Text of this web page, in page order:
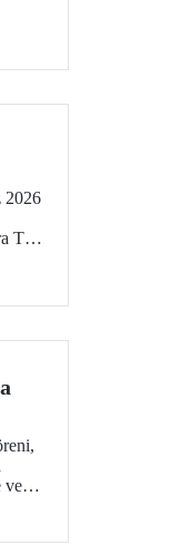
2026
Tez
ve